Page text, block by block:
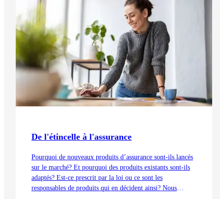
De l'étincelle à l'assurance
Pourquoi de nouveaux produits d’assurance sont-ils lancés
sur le marché? Et pourquoi des produits existants sont-ils
adaptés? Est-ce prescrit par la loi ou ce sont les
responsables de produits qui en décident ainsi? Nous